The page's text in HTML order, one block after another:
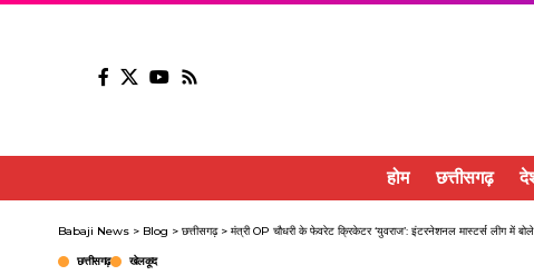
होम छत्तीसगढ़
Babaji News > Blog > छत्तीसगढ़> मंत्री OP चौधरी के फेवरेट क्रिकेटर ‘युवराज’: इंटरनेशनल मास्टर्स लीग
छत्तीसगढ़ खेलकूद